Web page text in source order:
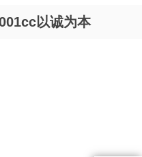
以诚为本